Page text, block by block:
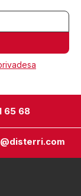
65 68